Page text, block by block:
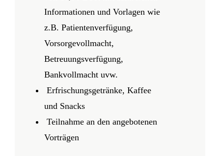
Informationen und Vorlagen wie
z.B. Patientenverfügung,
Vorsorgevollmacht,
Betreuungsverfügung,
Bankvollmacht uvw.
Erfrischungsgetränke, Kaffee
und Snacks
Teilnahme an den angebotenen
Vorträgen